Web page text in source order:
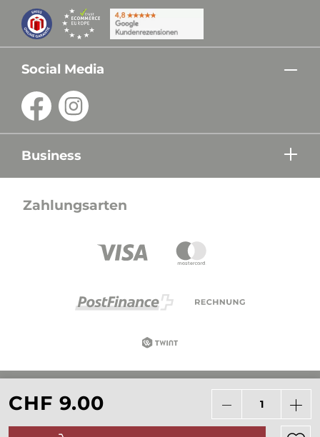
CHF 9.00
Social Media
Business
Zahlungsarten
Alle Preise in CHF inkl. Mehrwertsteuer zzgl.
Versandkosten wenn nicht anders beschrieben.